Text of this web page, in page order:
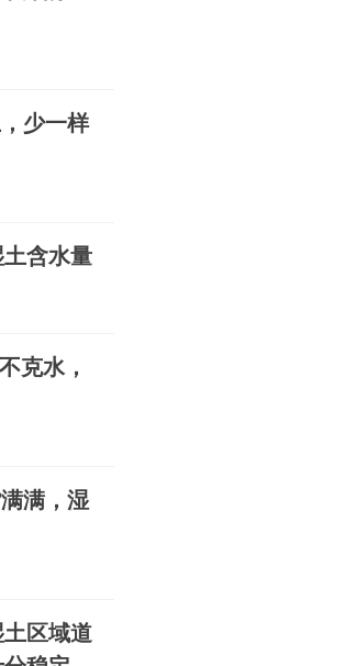
少一样
含水量
克水，
满，湿
区域道